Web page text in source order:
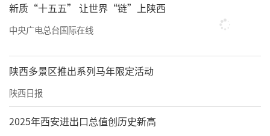
新质“十五五” 让世界“链”上陕西
中央广电总台国际在线
陕西多景区推出系列马年限定活动
陕西日报
2025年西安进出口总值创历史新高